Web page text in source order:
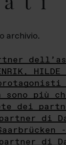
archivio.
HILDE
i
sono
dei
di
di